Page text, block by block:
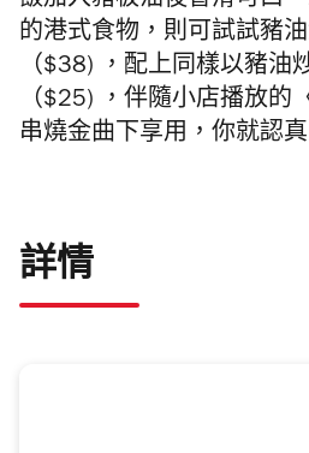
的港式食物，則可試試豬
（$38) ，配上同樣以豬油
（$25) ，伴隨小店播放的
串燒金曲下享用，你就認真
詳情